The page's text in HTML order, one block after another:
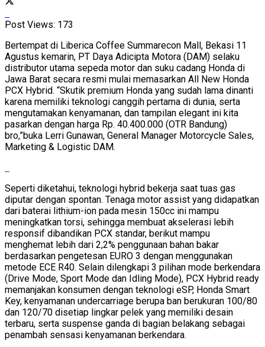
Post Views: 173
Bertempat di Liberica Coffee Summarecon Mall, Bekasi 11
Agustus kemarin, PT Daya Adicipta Motora (DAM) selaku
distributor utama sepeda motor dan suku cadang Honda di
Jawa Barat secara resmi mulai memasarkan All New Honda
PCX Hybrid. “Skutik premium Honda yang sudah lama dinanti
karena memiliki teknologi canggih pertama di dunia, serta
mengutamakan kenyamanan, dan tampilan elegant ini kita
pasarkan dengan harga Rp. 40.400.000 (OTR Bandung)
bro,”buka Lerri Gunawan, General Manager Motorcycle Sales,
Marketing & Logistic DAM.
Seperti diketahui, teknologi hybrid bekerja saat tuas gas
diputar dengan spontan. Tenaga motor assist yang didapatkan
dari baterai lithium-ion pada mesin 150cc ini mampu
meningkatkan torsi, sehingga membuat akselerasi lebih
responsif dibandikan PCX standar, berikut mampu
menghemat lebih dari 2,2% penggunaan bahan bakar
berdasarkan pengetesan EURO 3 dengan menggunakan
metode ECE R40. Selain dilengkapi 3 pilihan mode berkendara
(Drive Mode, Sport Mode dan Idling Mode), PCX Hybrid ready
memanjakan konsumen dengan teknologi eSP, Honda Smart
Key, kenyamanan undercarriage berupa ban berukuran 100/80
dan 120/70 disetiap lingkar pelek yang memiliki desain
terbaru, serta suspense ganda di bagian belakang sebagai
penambah sensasi kenyamanan berkendara.